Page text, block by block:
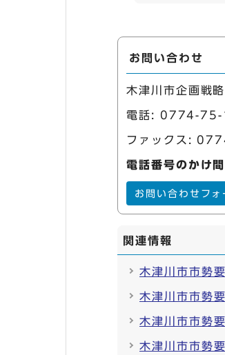
お問い合わせ
木津川市企画戦
電話: 0774-75-
ファックス:
電話番号のかけ
お問い合わせフォ
関連情報
木津川市市勢
木津川市市勢
木津川市市勢
木津川市市勢